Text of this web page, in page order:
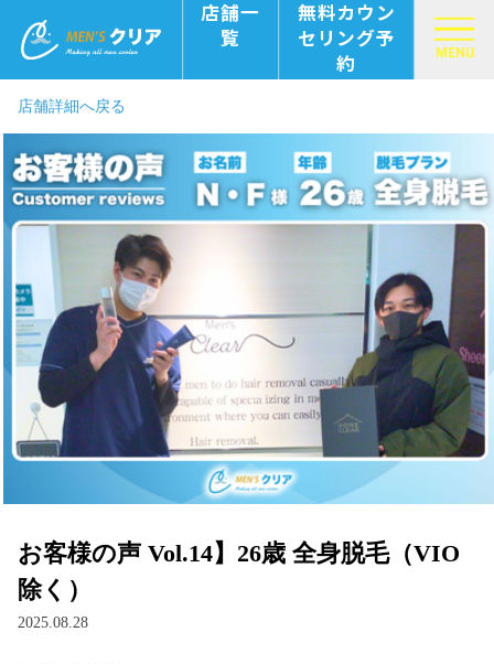
店舗一
覧
無料カウン
セリング予
約
MENU
店舗詳細へ戻る
お客様の声 Vol.14】26歳 全身脱毛（VIO
除く）
2025.08.28